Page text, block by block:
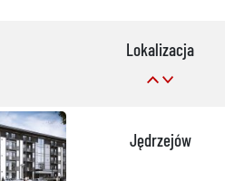
Lokalizacja
Jędrzejów